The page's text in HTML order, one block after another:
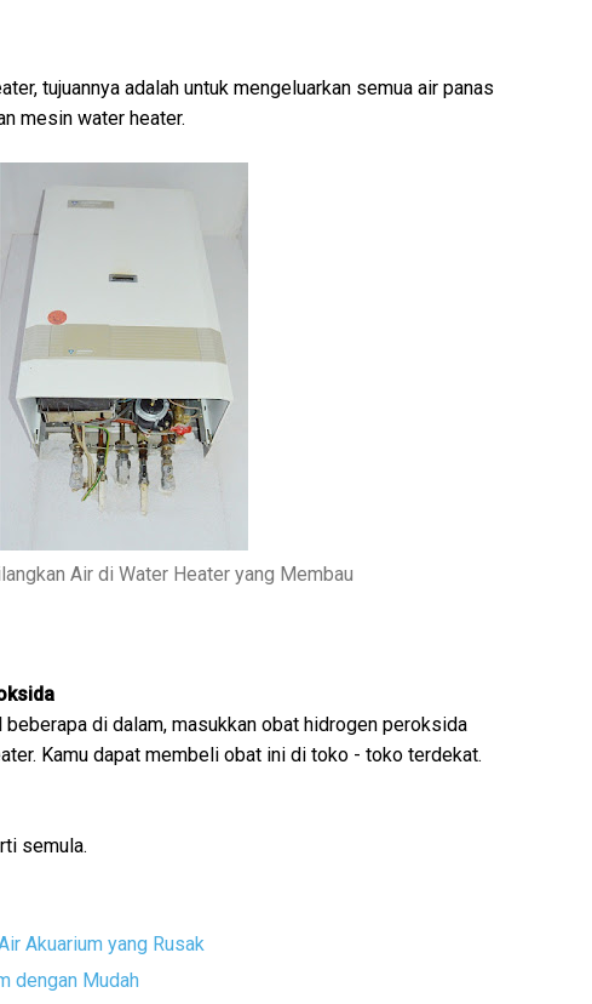
tujuannya adalah untuk mengeluarkan semua air panas
mesin water heater.
Air di Water Heater yang Membau
di dalam, masukkan obat hidrogen peroksida
Kamu dapat membeli obat ini di toko - toko terdekat.
semula.
Akuarium yang Rusak
dengan Mudah